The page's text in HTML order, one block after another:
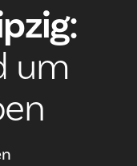
um